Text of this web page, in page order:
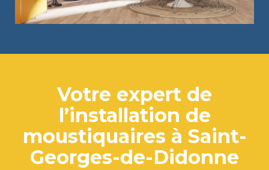
Votre expert de
l’installation de
moustiquaires à Saint-
Georges-de-Didonne